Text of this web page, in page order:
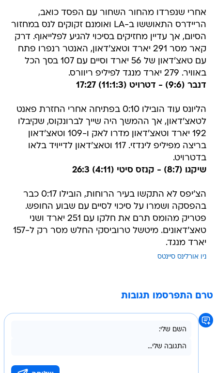
אחרי שנפרדו מהחור השחור עם הפסד כואב,
הריידרס התאוששו ב-LA ואומנם זקוקים לנס במחזור
הסיום, אך עדיין מחזיקים בסיכוי להגיע לפלייאוף. דרק
קאר מסר 291 יארד וטאצ'דאון, האנטר רנפרו פתח
עם טאצ'דאון של 56 יארד וסיים עם 107 בסך הכל
באוויר. 279 יארד מנגד לפיליפ ריוורס.
דנבר (9:6) - דטרויט (11:1:3) 17:27
הליונס עוד הובילו 0:10 בפתיחה אחרי החזרת פאנט
לטאצ'דאון, אך ההמשך היה שייך לברונקוס, שקיבלו
192 יארד וטאצ'דאון מדרו לאק ו-109 וטאצ'דאון
בריצה מפיליפ לינדזי. 117 וטאצ'דאון לדייויד בלאו
בדטרויט.
שיקגו (8:7) - קנזס סיטי (4:11) 26:3
הצ'יפס לא התקשו בעיר הרוחות, הובילו 0:17 כבר
בהפסקה ושמרו על סיכוי לסיים עם שבוע החופש.
פטריק מהומס תרם את חלקו עם 251 יארד ושני
טאצ'דאונים. מיטשל טרוביסקי החלש מסר רק ל-157
יארד מנגד.
ניו אורלינס סיינטס
טרם התפרסמו תגובות